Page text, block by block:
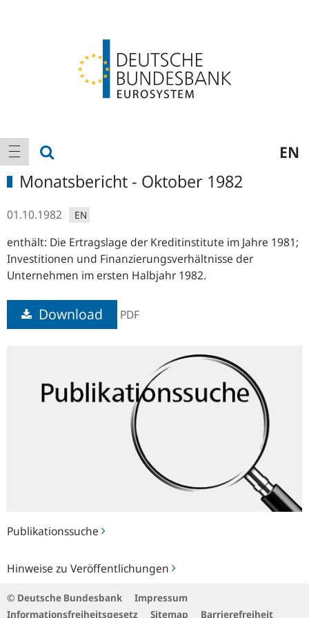
Hauptnavigation
Navigation anzeigen EN
Publikationssuche
Hinweise zu Veröffentlichungen
zu
Monatsbericht - Oktober 1982
01.10.1982 EN
enthält: Die Ertragslage der Kreditinstitute im Jahre 1981;
Investitionen und Finanzierungsverhältnisse der
Unternehmen im ersten Halbjahr 1982.
Download PDF
© Deutsche Bundesbank
Impressum
Informationsfreiheitsgesetz
Sitemap Barrierefreiheit